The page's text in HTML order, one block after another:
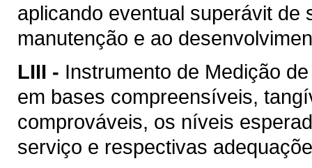
aplicando eventual superávit de
manutenção e ao
LIII - Instrumento de Medição
em bases compreensíveis,
comprováveis, os níveis
serviço e respectivas